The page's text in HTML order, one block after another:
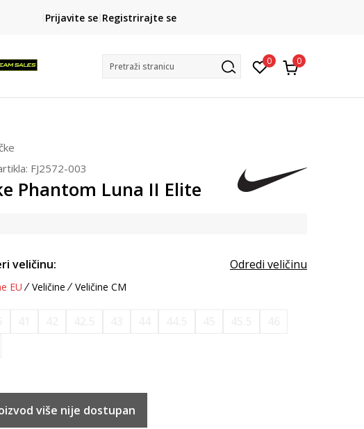
CLICK& COLLECT
besplatno preuzimanje u trgovini
Prijavite se Registrirajte se
Pretraži stranicu 0 0
FJ2572-003
Phantom Luna II Elite
veličinu: Odredi veličinu
EU Veličine Veličine CM
više nije dostupan